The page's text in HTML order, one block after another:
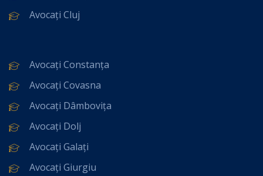
Avocați Cluj
Avocați Constanța
Avocați Covasna
Avocați Dâmbovița
Avocați Dolj
Avocați Galați
Avocați Giurgiu